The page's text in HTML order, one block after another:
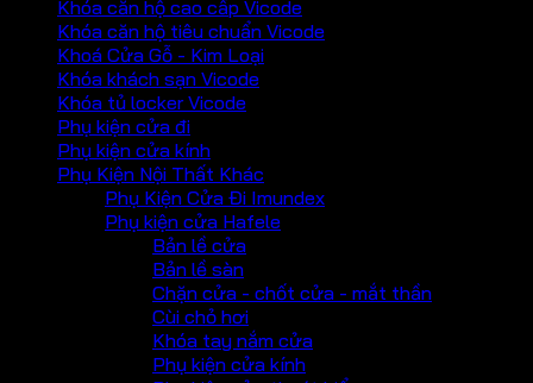
Khóa căn hộ cao cấp Vicode
Khóa căn hộ tiêu chuẩn Vicode
Khoá Cửa Gỗ - Kim Loại
Khóa khách sạn Vicode
Khóa tủ locker Vicode
Phụ kiện cửa đi
Phụ kiện cửa kính
Phụ Kiện Nội Thất Khác
Phụ Kiện Cửa Đi Imundex
Phụ kiện cửa Hafele
Bản lề cửa
Bản lề sàn
Chặn cửa - chốt cửa - mắt thần
Cùi chỏ hơi
Khóa tay nắm cửa
Phụ kiện cửa kính